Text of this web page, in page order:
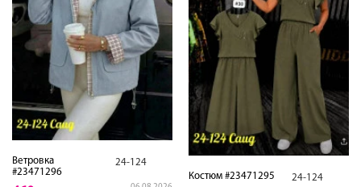
Ветровка
#23471296
24-124
Костюм #23471295 24-124